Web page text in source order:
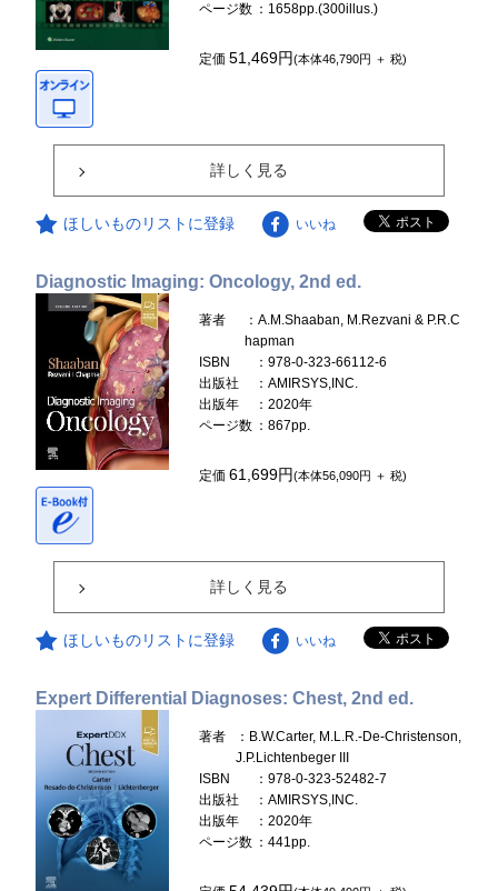
ページ数 ：1658pp.(300illus.)
定価51,469円(本体46,790円 ＋ 税)
詳しく見る
ほしいものリストに登録 いいね
Diagnostic Imaging: Oncology, 2nd ed.
著者
：A.M.Shaaban, M.Rezvani & P.R.C
hapman
ISBN
：978-0-323-66112-6
出版社
：AMIRSYS,INC.
出版年
：2020年
ページ数 ：867pp.
定価61,699円(本体56,090円 ＋ 税)
詳しく見る
ほしいものリストに登録 いいね
Expert Differential Diagnoses: Chest, 2nd ed.
著者
：B.W.Carter, M.L.R.-De-Christenson,
J.P.Lichtenbeger III
ISBN
：978-0-323-52482-7
出版社
：AMIRSYS,INC.
出版年
：2020年
ページ数 ：441pp.